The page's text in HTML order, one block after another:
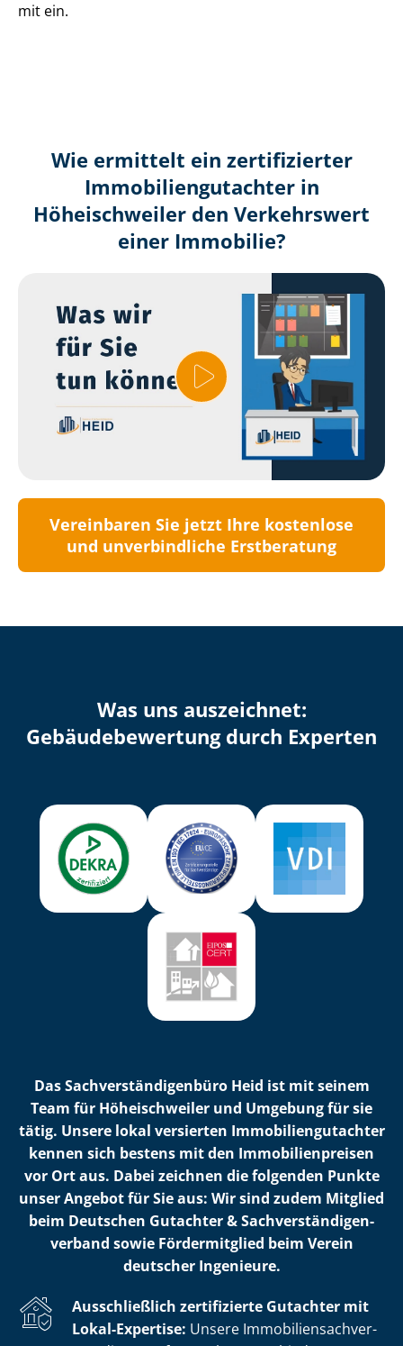
mit ein.
Wie ermittelt ein zertifizierter
Immobilien­gutachter in
Höheischweiler den Verkehrswert
einer Immobilie?
Vereinbaren Sie jetzt Ihre kostenlose
und unverbindliche Erstberatung
Was uns auszeichnet:
Ge­bäu­de­be­wer­tung durch Experten
Das Sach­ver­stän­di­gen­bü­ro Heid ist mit seinem
Team für Höheischweiler und Umgebung für sie
tätig. Unsere lokal versierten Im­mo­bi­li­en­gut­ach­ter
kennen sich bestens mit den Im­mo­bi­li­en­prei­sen
vor Ort aus. Dabei zeichnen die folgenden Punkte
unser Angebot für Sie aus: Wir sind zudem Mitglied
beim Deutschen Gutachter & Sach­ver­stän­di­gen­
ver­band sowie Fördermitglied beim Verein
deutscher Ingenieure.
Ausschließlich zertifizierte Gutachter mit
Lokal-Expertise: Unsere Im­mo­bi­li­en­sach­ver­